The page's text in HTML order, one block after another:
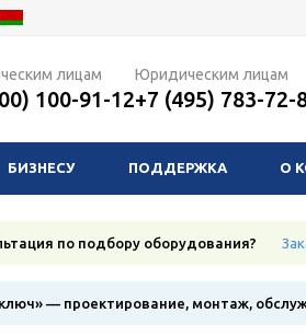
лицам
100-91-12
Юридическим лицам
+7 (495) 783-72-
БИЗНЕСУ ПОДДЕРЖКА О
по подбору оборудования?
— проектирование, монтаж,